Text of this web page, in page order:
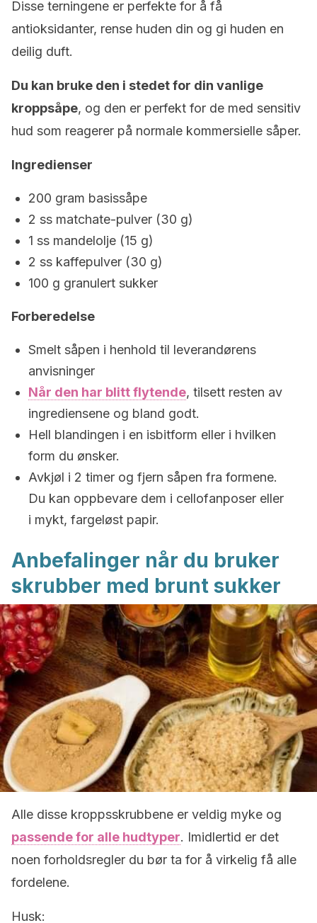
Disse terningene er perfekte for å få
antioksidanter, rense huden din og gi huden en
deilig duft.
Du kan bruke den i stedet for din vanlige
kroppsåpe, og den er perfekt for de med sensitiv
hud som reagerer på normale kommersielle såper.
Ingredienser
200 gram basissåpe
2 ss matchate-pulver (30 g)
1 ss mandelolje (15 g)
2 ss kaffepulver (30 g)
100 g granulert sukker
Forberedelse
Smelt såpen i henhold til leverandørens
anvisninger
Når den har blitt flytende, tilsett resten av
ingrediensene og bland godt.
Hell blandingen i en isbitform eller i hvilken
form du ønsker.
Avkjøl i 2 timer og fjern såpen fra formene.
Du kan oppbevare dem i cellofanposer eller
i mykt, fargeløst papir.
Anbefalinger når du bruker
skrubber med brunt sukker
Alle disse kroppsskrubbene er veldig myke og
passende for alle hudtyper. Imidlertid er det
noen forholdsregler du bør ta for å virkelig få alle
fordelene.
Husk: